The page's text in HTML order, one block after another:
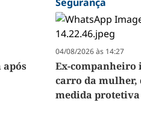
04/08/2026 às 14:27
Ex-companheiro
carro da mulher,
medida protetiva